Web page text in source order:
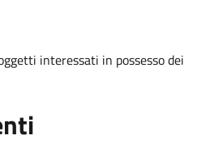
interessati in possesso dei